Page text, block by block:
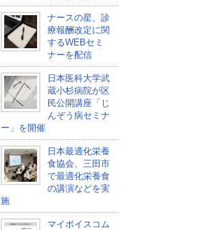
ナースの星、診
療報酬改定に関
するWEBセミ
ナーを配信
日本医科大学武
蔵小杉病院が区
民公開講座「じ
んぞう病セミナ
ー」を開催
日本最適化栄養
食協会、三田市
で最適化栄養食
の講演などを実
施
マイボイスコム